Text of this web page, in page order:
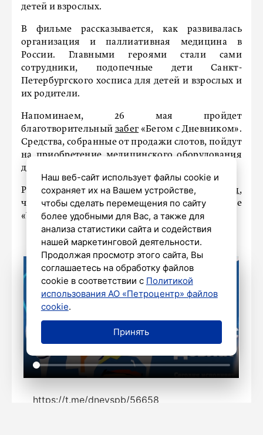
детей и взрослых.
В фильме рассказывается, как развивалась
организация и паллиативная медицина в
России. Главными героями стали сами
сотрудники, подопечные дети Санкт-
Петербургского хосписа для детей и взрослых и
их родители.
Напоминаем, 26 мая пройдет
благотворительный забег «Бегом с Дневником».
Средства, собранные от продажи слотов, пойдут
на приобретение медицинского оборудования
для подопечных хосписа.
Ранее «Петербургский дневник» сообщал,
что Александр Бельский рассказал о фильме
«Умножающие время».
https://t.me/dnevspb/56658
Наш веб-сайт использует файлы cookie и
сохраняет их на Вашем устройстве,
чтобы сделать перемещения по сайту
более удобными для Вас, а также для
анализа статистики сайта и содействия
нашей маркетинговой деятельности.
Продолжая просмотр этого сайта, Вы
соглашаетесь на обработку файлов
cookie в соответствии с Политикой
использования АО «Петроцентр» файлов
cookie.
Принять